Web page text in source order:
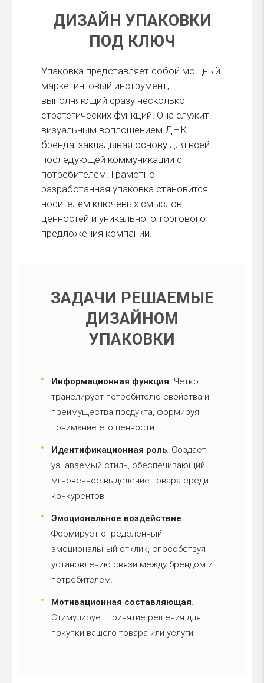
ДИЗАЙН УПАКОВКИ
ПОД КЛЮЧ
Упаковка представляет собой мощный
маркетинговый инструмент,
выполняющий сразу несколько
стратегических функций. Она служит
визуальным воплощением ДНК
бренда, закладывая основу для всей
последующей коммуникации с
потребителем. Грамотно
разработанная упаковка становится
носителем ключевых смыслов,
ценностей и уникального торгового
предложения компании.
ЗАДАЧИ РЕШАЕМЫЕ
ДИЗАЙНОМ
УПАКОВКИ
Информационная функция. Четко
транслирует потребителю свойства и
преимущества продукта, формируя
понимание его ценности.
Идентификационная роль. Создает
узнаваемый стиль, обеспечивающий
мгновенное выделение товара среди
конкурентов.
Эмоциональное воздействие.
Формирует определенный
эмоциональный отклик, способствуя
установлению связи между брендом и
потребителем.
Мотивационная составляющая.
Стимулирует принятие решения для
покупки вашего товара или услуги.